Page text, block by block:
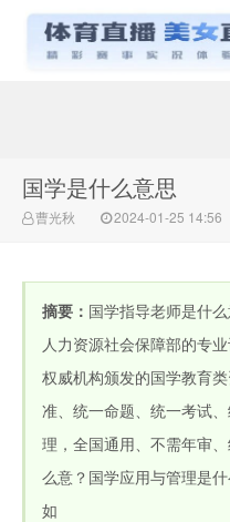
国学是什么意思
曹光秋 2024-01-25 14:56
摘要： 国学指导老师是什
人力资源社会保障部的专
权威机构颁发的国学教育
准、统一命题、统一考试
理，全国通用、不需年审
么意？国学应用与管理是
如